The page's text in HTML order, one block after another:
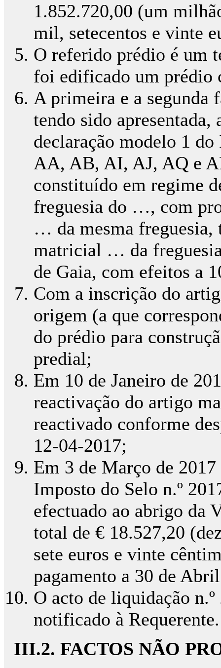
1.852.720,00 (um
mil, setecentos e vinte
O referido prédio é um
foi edificado um prédio
A primeira e a segunda
tendo sido apresentada,
declaração modelo 1
AA, AB, AI, AJ, AQ e
constituído em regime
freguesia do …, com
… da mesma freguesia,
matricial … da
de Gaia, com efeitos a
Com a inscrição do
origem (a que
do prédio para
predial;
Em 10 de Janeiro de
reactivação do artigo
reactivado conforme
12-04-2017;
Em 3 de Março de
Imposto do Selo n.º
efectuado ao abrigo da
total de € 18.527,20
sete euros e vinte
pagamento a 30 de
O acto de liquidação
notificado à Requerente.
III.2. FACTOS NÃO